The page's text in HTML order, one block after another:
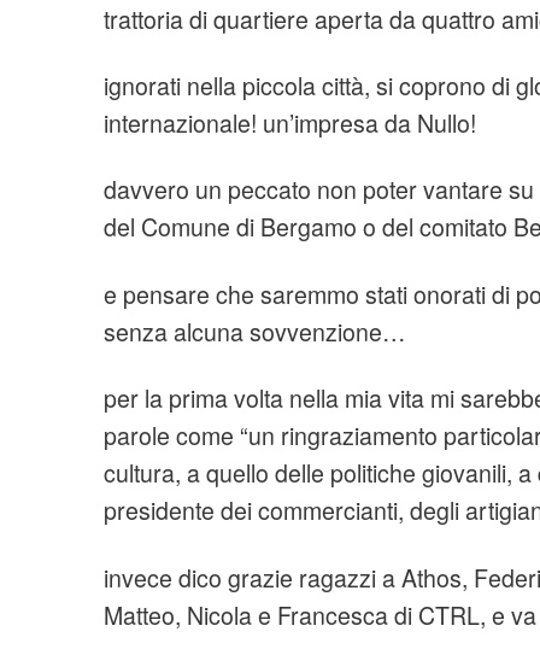
trattoria di quartiere aperta da quattro
ignorati nella piccola città, si coprono di
internazionale! un’impresa da Nullo!
davvero un peccato non poter vantare
del Comune di Bergamo o del comitato
e pensare che saremmo stati onorati di
senza alcuna sovvenzione…
per la prima volta nella mia vita mi
parole come “un ringraziamento
cultura, a quello delle politiche giovanili,
presidente dei commercianti, degli
invece dico grazie ragazzi a Athos,
Matteo, Nicola e Francesca di CTRL, e